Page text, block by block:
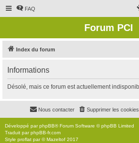
FAQ
Forum PCI
Index du forum
Informations
Désolé, mais ce forum est actuellement
Supprimer les cookies
Nous contacter
Développé parphpBB® Forum Software © phpBB Limited
Traduit parphpBB-fr.com
Style proflat par ©Mazeltof 2017